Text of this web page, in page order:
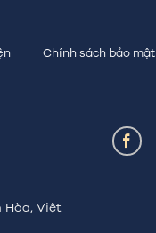
Chính sách bảo mật
Hòa, Việt